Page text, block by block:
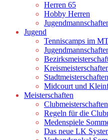
Herren 65
Hobby Herren
Jugend
Tenniscamps im
Midcourt und
Meisterschaften
Regeln für die
Medenspiele
Das neue LK